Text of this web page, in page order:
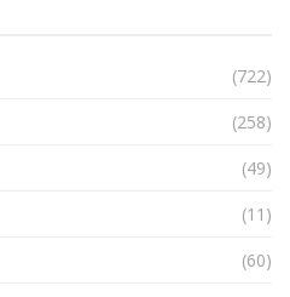
(722)
(258)
(49)
(11)
(60)